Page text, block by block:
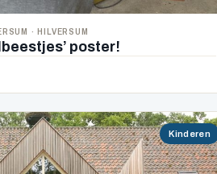
· HILVERSUM
poster!
Kinderen